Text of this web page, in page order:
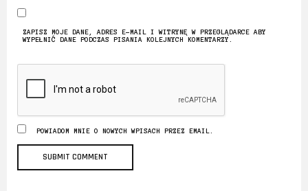
ZAPISZ MOJE DANE, ADRES E-MAIL I WITRYNĘ W PRZEGLĄDARCE ABY
WYPEŁNIĆ DANE PODCZAS PISANIA KOLEJNYCH KOMENTARZY.
POWIADOM MNIE O NOWYCH WPISACH PRZEZ EMAIL.